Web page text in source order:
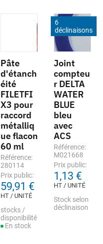
Pâte
d'étanch
éité
FILETFI
X3 pour
raccord
métalliq
ue flacon
60 ml
Référence:
280114
Prix public:
59,91 €
HT / UNITÉ
stocks /
disponibilité
En stock
6
déclinaisons
Joint
compteu
r DELTA
WATER
BLUE
bleu
avec
ACS
Référence:
M021668
Prix public:
1,13 €
HT / UNITÉ
Stock selon
déclinaison